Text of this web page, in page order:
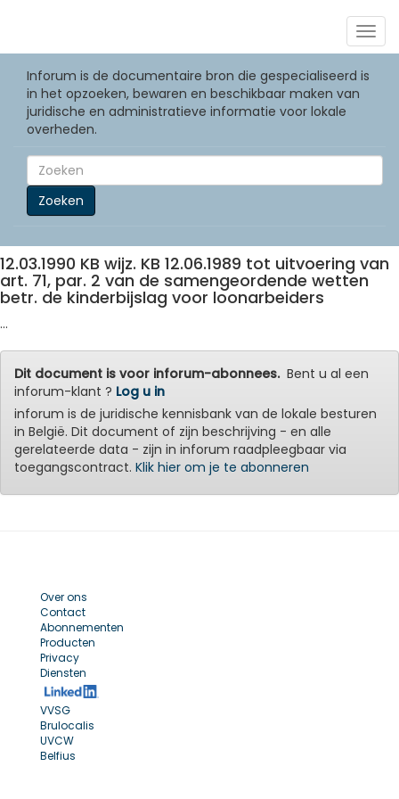
Inforum is de documentaire bron die gespecialiseerd is
in het opzoeken, bewaren en beschikbaar maken van
juridische en administratieve informatie voor lokale
overheden.
Zoeken
12.03.1990 KB wijz. KB 12.06.1989 tot uitvoering van
art. 71, par. 2 van de samengeordende wetten
betr. de kinderbijslag voor loonarbeiders
...
Dit document is voor inforum-abonnees.Bent u al een
inforum-klant ? Log u in
inforum is de juridische kennisbank van de lokale besturen
in België. Dit document of zijn beschrijving - en alle
gerelateerde data - zijn in inforum raadpleegbaar via
toegangscontract. Klik hier om je te abonneren
Over ons
Contact
Abonnementen
Producten
Privacy
Diensten
VVSG
Brulocalis
UVCW
Belfius